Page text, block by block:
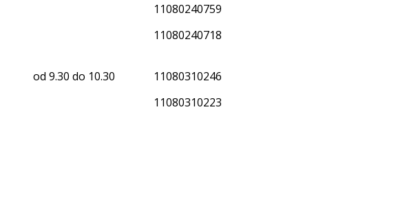
11080240759
11080240718
od 9.30 do 10.30
11080310246
11080310223